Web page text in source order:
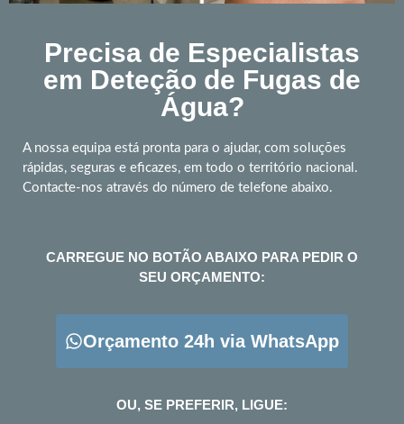
Precisa de Especialistas
em Deteção de Fugas de
Água?
A nossa equipa está pronta para o ajudar, com soluções
rápidas, seguras e eficazes, em todo o território nacional.
Contacte-nos através do número de telefone abaixo.
CARREGUE NO BOTÃO ABAIXO PARA PEDIR O
SEU ORÇAMENTO:
Orçamento 24h via WhatsApp
OU, SE PREFERIR, LIGUE: